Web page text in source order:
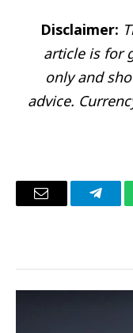
Disclaimer:
article is for
only and
advice.
تيلقرام
البريد